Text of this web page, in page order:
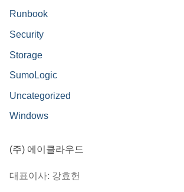
Runbook
Security
Storage
SumoLogic
Uncategorized
Windows
(주) 에이클라우드
대표이사: 강효헌